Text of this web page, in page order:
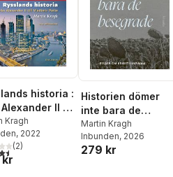
historia :
II till
Putin
Kragh
, 2022
5 stjärnor. Totalt antal röster:
(2)
Historien dömer
inte bara de
besegrade :
om kriget i Ukraina
Martin Kragh
Inbunden, 2026
279 kr